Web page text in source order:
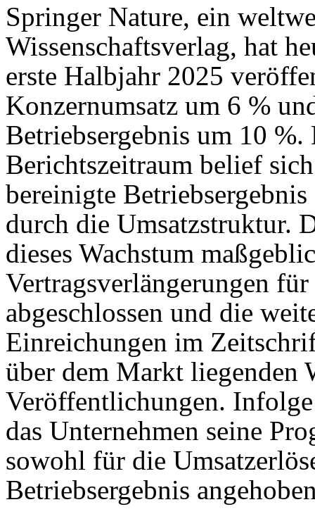
Springer Nature, ein
Wissenschaftsverlag, hat
erste Halbjahr 2025
Konzernumsatz um 6 %
Betriebsergebnis um 10
Berichtszeitraum belief
bereinigte
durch die Umsatzstruktur.
dieses Wachstum
Vertragsverlängerungen
abgeschlossen und die
Einreichungen im
über dem Markt liegenden
Veröffentlichungen.
das Unternehmen seine
sowohl für die
Betriebsergebnis